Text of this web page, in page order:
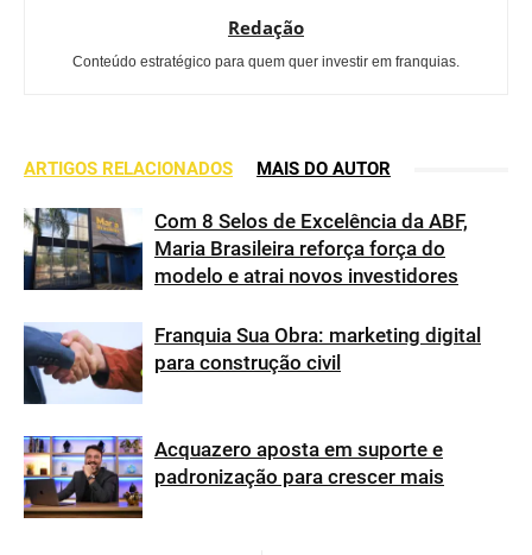
Redação
Conteúdo estratégico para quem quer investir em franquias.
ARTIGOS RELACIONADOS MAIS DO AUTOR
Com 8 Selos de Excelência da ABF,
Maria Brasileira reforça força do
modelo e atrai novos investidores
Franquia Sua Obra: marketing digital
para construção civil
Acquazero aposta em suporte e
padronização para crescer mais